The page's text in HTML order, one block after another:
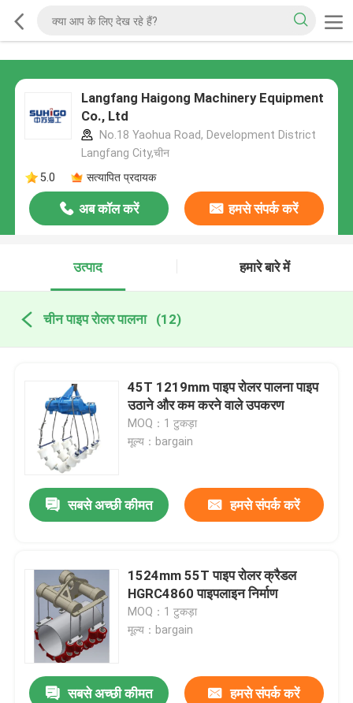
Langfang Haigong Machinery Equipment
Co., Ltd
No.18 Yaohua Road, Development District
Langfang City,चीन
5.0
सत्यापित प्रदायक
अब कॉल करें हमसे संपर्क करें
उत्पाद हमारे बारे में
चीन पाइप रोलर पालना (12)
45T 1219mm पाइप रोलर पालना पाइप
उठाने और कम करने वाले उपकरण
MOQ：1 टुकड़ा
मूल्य：bargain
सबसे अच्छी कीमत हमसे संपर्क करें
1524mm 55T पाइप रोलर क्रैडल
HGRC4860 पाइपलाइन निर्माण
MOQ：1 टुकड़ा
मूल्य：bargain
सबसे अच्छी कीमत हमसे संपर्क करें